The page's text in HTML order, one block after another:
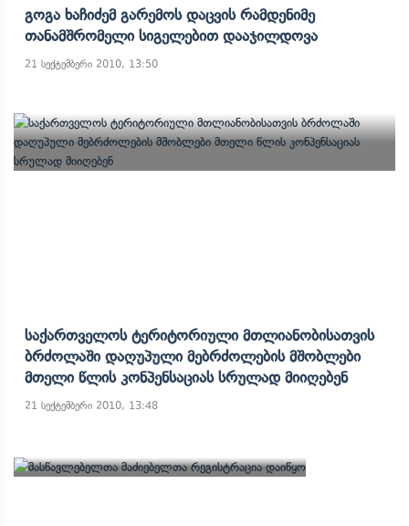
Გოგა Ხაჩიძემ Გარემოს Დაცვის Რამდენიმე
Თანამშრომელი Სიგელებით Დააჯილდოვა
21 სექტემბერი 2010, 13:50
Საქართველოს Ტერიტორიული Მთლიანობისათვის
Ბრძოლაში Დაღუპული Მებრძოლების Მშობლები
Მთელი Წლის Კონპენსაციას Სრულად Მიიღებენ
21 სექტემბერი 2010, 13:48